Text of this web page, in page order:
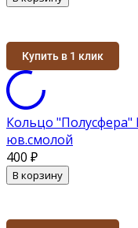
Купить в 1 клик
Кольцо "Полусфера"
юв.смолой
400 ₽
В корзину